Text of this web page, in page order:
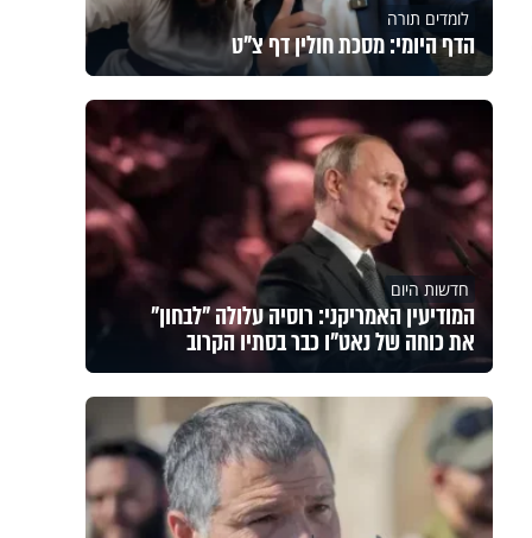
לומדים תורה
הדף היומי: מסכת חולין דף צ"ט
חדשות היום
המודיעין האמריקני: רוסיה עלולה "לבחון"
את כוחה של נאט"ו כבר בסתיו הקרוב